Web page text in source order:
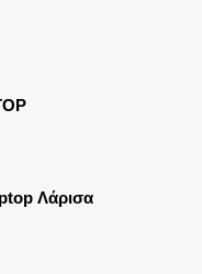
Λάρισα